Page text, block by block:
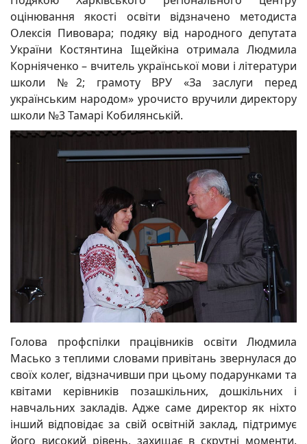
оцінювання якості освіти відзначено методиста
Олексія Пивовара; подяку від народного депутата
України Костянтина Іщейкіна отримала Людмила
Корніяченко – вчитель української мови і літератури
школи №2; грамоту ВРУ «За заслуги перед
українським народом» урочисто вручили директору
школи №3 Тамарі Кобилянській.
Голова профспілки працівників освіти Людмила
Масько з теплими словами привітань звернулася до
своїх колег, відзначивши при цьому подарунками та
квітами керівників позашкільних, дошкільних і
навчальних закладів. Адже саме директор як ніхто
інший відповідає за свій освітній заклад, підтримує
його високий рівень, захищає в скрутні моменти.